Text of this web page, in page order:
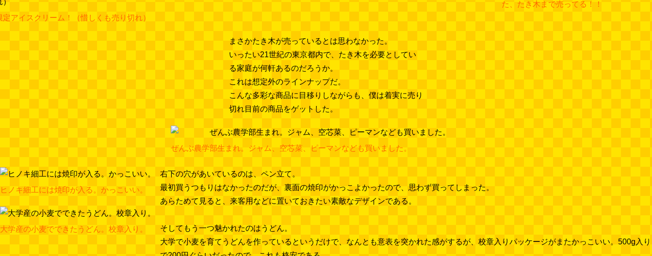
定アイスクリーム！（惜しくも売り切れ）
た、たき木まで売ってる！！
まさかたき木が売っているとは思わなかった。
いったい21世紀の東京都内で、たき木を必要としてい
る家庭が何軒あるのだろうか。
これは想定外のラインナップだ。
こんな多彩な商品に目移りしながらも、僕は着実に売り
切れ目前の商品をゲットした。
ぜんぶ農学部生まれ。ジャム、空芯菜、ピーマンなども買いました。
ヒノキ細工には焼印が入る。かっこいい。
大学産の小麦でできたうどん。校章入り。
右下の穴があいているのは、ペン立て。
最初買うつもりはなかったのだが、裏面の焼印がかっこよかったので、思わず買ってしまった。
あらためて見ると、来客用などに置いておきたい素敵なデザインである。
そしてもう一つ魅かれたのはうどん。
大学で小麦を育てうどんを作っているというだけで、なんとも意表を突かれた感がするが、校章入りパッケージがまたかっこいい。500g入り